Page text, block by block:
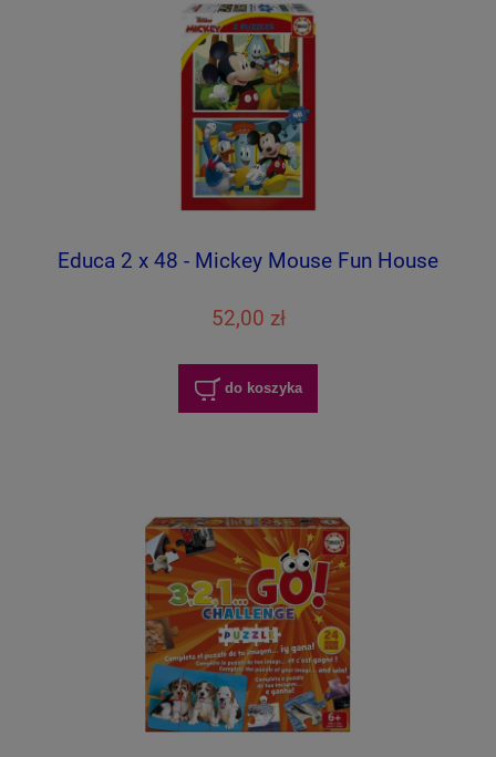
Educa 2 x 48 - Mickey Mouse Fun House
52,00 zł
do koszyka